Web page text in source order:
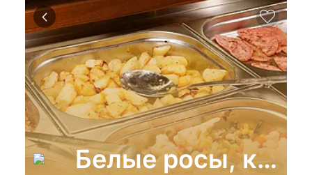
Белые росы,